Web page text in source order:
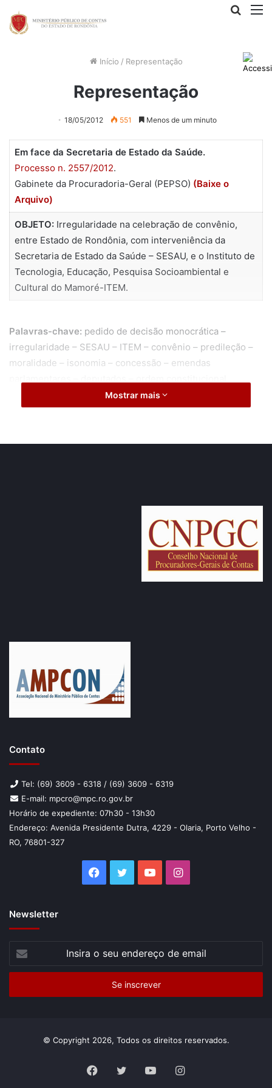
Início / Representação
Representação
18/05/2012 551 Menos de um minuto
Em face da Secretaria de Estado da Saúde.
Processo n. 2557/2012.
Gabinete da Procuradoria-Geral (PEPSO) (Baixe o
Arquivo)
OBJETO:Irregularidade na celebração de convênio,
entre Estado de Rondônia, com interveniência da
Secretaria de Estado da Saúde – SESAU, e o Instituto de
Tecnologia, Educação, Pesquisa Socioambiental e
Cultural do Mamoré-ITEM.
Palavras-chave: pedido de decisão monocrática –
irregularidade – SESAU – ITEM – convênio – predileção –
moralidade – isonomia – concessão – emendas
Mostrar mais
Contato
Tel: (69) 3609 - 6318 / (69) 3609 - 6319
E-mail: mpcro@mpc.ro.gov.br
Horário de expediente: 07h30 - 13h30
Endereço: Avenida Presidente Dutra, 4229 - Olaria, Porto Velho -
RO, 76801-327
Facebook
TwitterYouTubeInstagram
Newsletter
seu
de
© Copyright 2026, Todos os direitos reservados.
Facebook
TwitterYouTubeInstagram